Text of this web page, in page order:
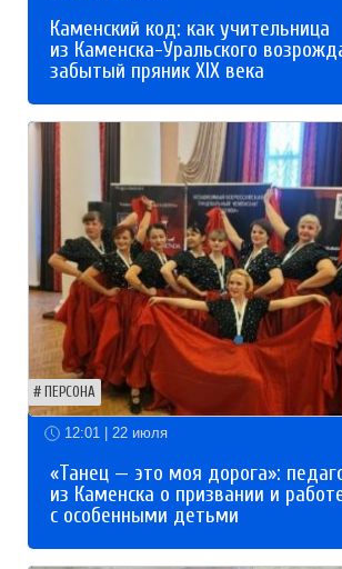
Каменский код: как учительница
из Каменска-Уральского
забытый пряник XIX века
ПЕРСОНА
12:01 | 22 июля
«Танец — это моя дорога»:
из Каменска о призвании и
с особенными детьми